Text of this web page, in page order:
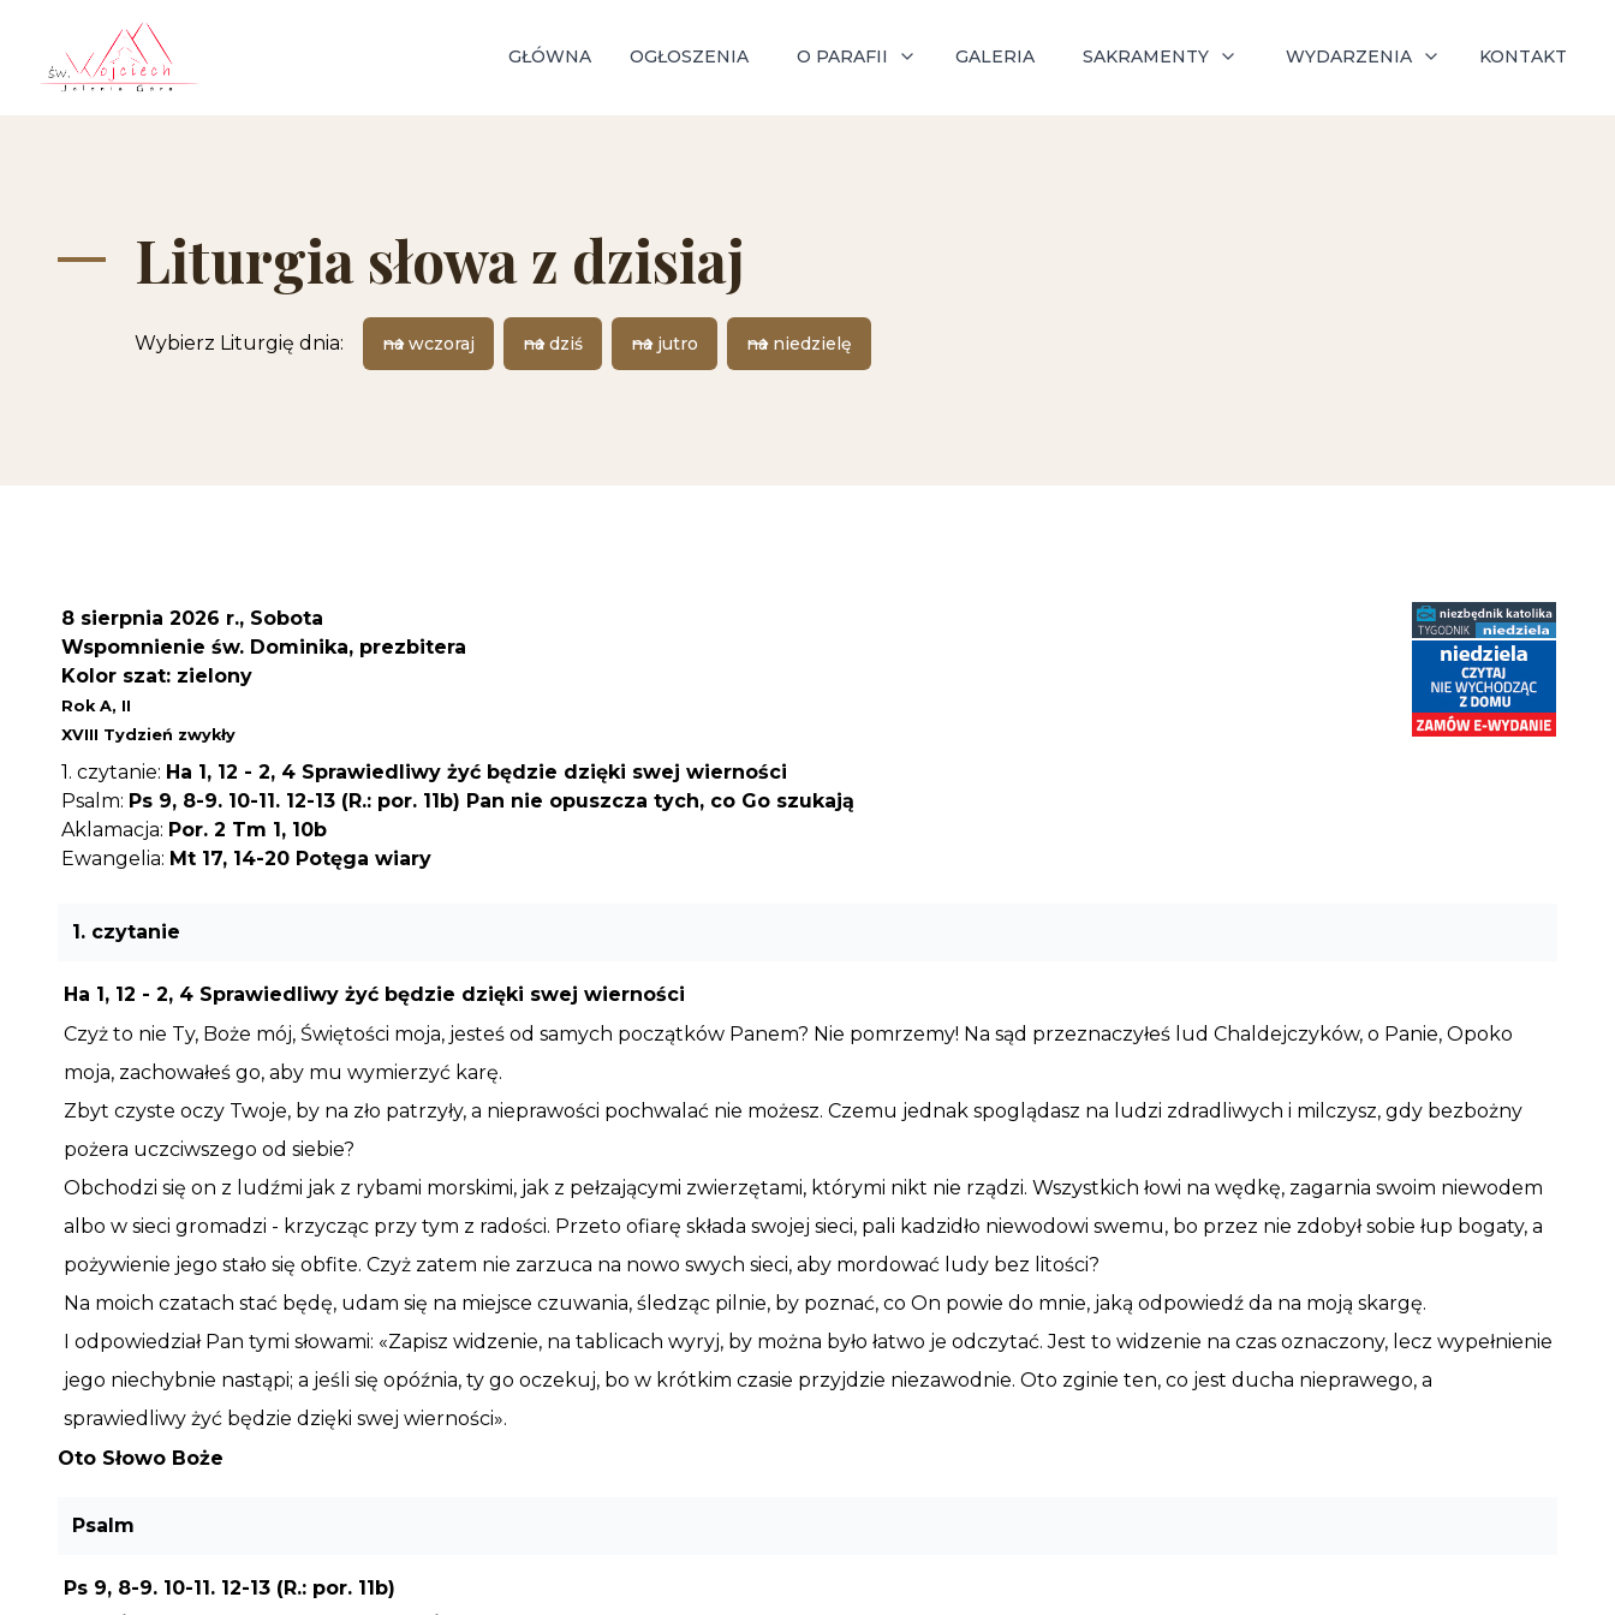
GŁÓWNA OGŁOSZENIA O PARAFII GALERIA SAKRAMENTY WYDARZENIA KONTAKT
Liturgia słowa z dzisiaj
Wybierz Liturgię dnia: na wczoraj na dziś na jutro na niedzielę
8 sierpnia 2026 r., Sobota
Wspomnienie św. Dominika, prezbitera
Kolor szat: zielony
Rok A, II
XVIII Tydzień zwykły
1. czytanie: Ha 1, 12 - 2, 4 Sprawiedliwy żyć będzie dzięki swej wierności
Psalm: Ps 9, 8-9. 10-11. 12-13 (R.: por. 11b) Pan nie opuszcza tych, co Go szukają
Aklamacja: Por. 2 Tm 1, 10b
Ewangelia: Mt 17, 14-20 Potęga wiary
1. czytanie
Ha 1, 12 - 2, 4 Sprawiedliwy żyć będzie dzięki swej wierności
Czyż to nie Ty, Boże mój, Świętości moja, jesteś od samych początków Panem? Nie pomrzemy! Na sąd przeznaczyłeś lud Chaldejczyków, o Panie, Opoko
moja, zachowałeś go, aby mu wymierzyć karę.
Zbyt czyste oczy Twoje, by na zło patrzyły, a nieprawości pochwalać nie możesz. Czemu jednak spoglądasz na ludzi zdradliwych i milczysz, gdy bezbożny
pożera uczciwszego od siebie?
Obchodzi się on z ludźmi jak z rybami morskimi, jak z pełzającymi zwierzętami, którymi nikt nie rządzi. Wszystkich łowi na wędkę, zagarnia swoim niewodem
albo w sieci gromadzi - krzycząc przy tym z radości. Przeto ofiarę składa swojej sieci, pali kadzidło niewodowi swemu, bo przez nie zdobył sobie łup bogaty, a
pożywienie jego stało się obfite. Czyż zatem nie zarzuca na nowo swych sieci, aby mordować ludy bez litości?
Na moich czatach stać będę, udam się na miejsce czuwania, śledząc pilnie, by poznać, co On powie do mnie, jaką odpowiedź da na moją skargę.
I odpowiedział Pan tymi słowami: «Zapisz widzenie, na tablicach wyryj, by można było łatwo je odczytać. Jest to widzenie na czas oznaczony, lecz wypełnienie
jego niechybnie nastąpi; a jeśli się opóźnia, ty go oczekuj, bo w krótkim czasie przyjdzie niezawodnie. Oto zginie ten, co jest ducha nieprawego, a
sprawiedliwy żyć będzie dzięki swej wierności».
Oto Słowo Boże
Psalm
Ps 9, 8-9. 10-11. 12-13 (R.: por. 11b)